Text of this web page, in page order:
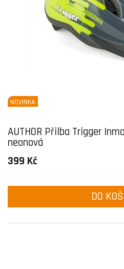
NOVINKA
AUTHOR Přilba Trigger
neonová
399 Kč
DO